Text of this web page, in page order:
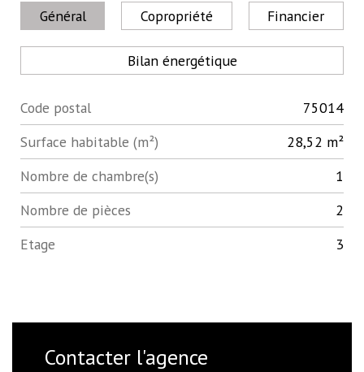
Général Copropriété Financier
Bilan énergétique
Label
Code postal
75014
Surface habitable (m²)
28,52 m²
Nombre de chambre(s)
1
Nombre de pièces
2
Etage
3
Contacter l'agence